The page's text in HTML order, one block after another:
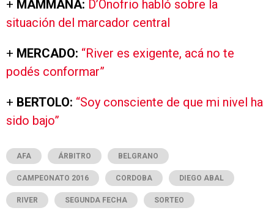
+ MAMMANA: D’Onofrio habló sobre la
situación del marcador central
+ MERCADO: “River es exigente, acá no te
podés conformar”
+ BERTOLO: “Soy consciente de que mi nivel ha
sido bajo”
AFA ÁRBITRO BELGRANO
CAMPEONATO 2016 CORDOBA DIEGO ABAL
RIVER SEGUNDA FECHA SORTEO